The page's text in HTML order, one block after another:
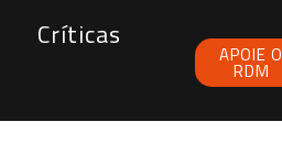
Críticas
APOIE O
RDM